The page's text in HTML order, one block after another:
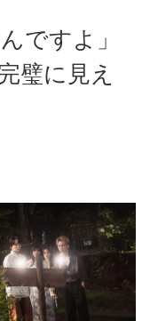
ですよ」
璧に見え